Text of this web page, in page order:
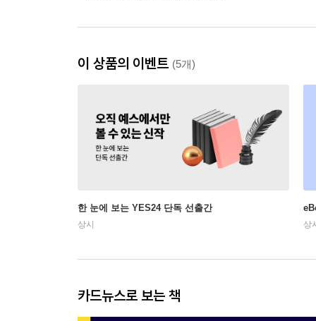
이 상품의 이벤트 (5개)
한 눈에 보는 YES24 단독 선출간
상시 상
카드뉴스로 보는 책